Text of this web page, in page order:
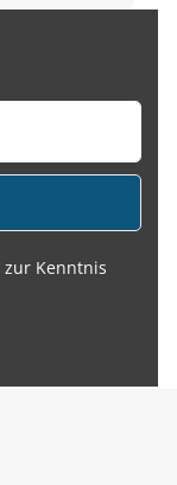
zur Kenntnis